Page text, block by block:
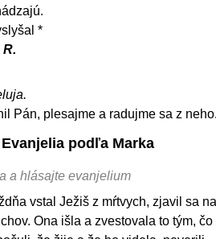
*
R.
Pán, plesajme a radujme sa z neho.
podľa Marka
a hlásajte evanjelium
vstal Ježiš z mŕtvych, zjavil sa
Ona išla a zvestovala to tým,